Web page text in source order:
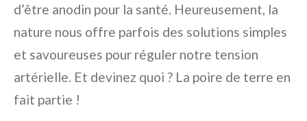
d’être anodin pour la santé. Heureusement, la
nature nous offre parfois des solutions simples
et savoureuses pour réguler notre tension
artérielle. Et devinez quoi ? La poire de terre en
fait partie !